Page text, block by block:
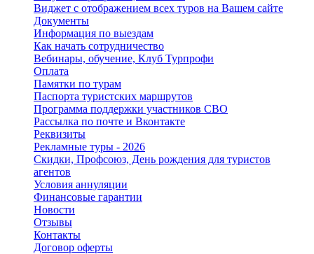
Виджет с отображением всех туров на Вашем сайте
Документы
Информация по выездам
Как начать сотрудничество
Вебинары, обучение, Клуб Турпрофи
Оплата
Памятки по турам
Паспорта туристских маршрутов
Программа поддержки участников СВО
Рассылка по почте и Вконтакте
Реквизиты
Рекламные туры - 2026
Скидки, Профсоюз, День рождения для туристов
агентов
Условия аннуляции
Финансовые гарантии
Новости
Отзывы
Контакты
Договор оферты